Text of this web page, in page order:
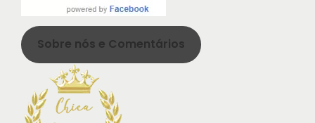
l
e
v
a
r
Sobre nós e Comentários